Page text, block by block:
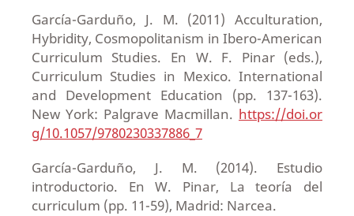
García-Garduño, J. M. (2011) Acculturation,
Hybridity, Cosmopolitanism in Ibero-American
Curriculum Studies. En W. F. Pinar (eds.),
Curriculum Studies in Mexico. International
and Development Education (pp. 137-163).
New York: Palgrave Macmillan. https://doi.or
g/10.1057/9780230337886_7
García-Garduño, J. M. (2014). Estudio
introductorio. En W. Pinar, La teoría del
curriculum (pp. 11-59), Madrid: Narcea.